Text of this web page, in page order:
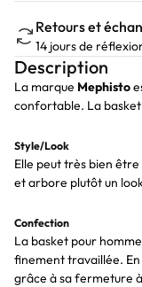
Retours et
14 jours de
Description
La marque Mephisto
confortable. La basket
Style/Look
Elle peut très bien
et arbore plutôt un
Confection
La basket pour homme
finement travaillée. En
grâce à sa fermeture